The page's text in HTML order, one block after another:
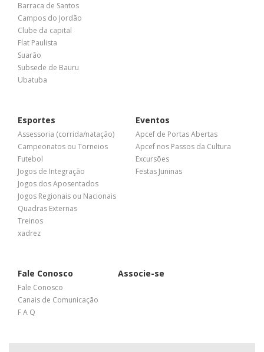
Barraca de Santos
Campos do Jordão
Clube da capital
Flat Paulista
Suarão
Subsede de Bauru
Ubatuba
Esportes
Assessoria (corrida/natação)
Campeonatos ou Torneios
Futebol
Jogos de Integração
Jogos dos Aposentados
Jogos Regionais ou Nacionais
Quadras Externas
Treinos
xadrez
Eventos
Apcef de Portas Abertas
Apcef nos Passos da Cultura
Excursões
Festas Juninas
Fale Conosco
Fale Conosco
Canais de Comunicação
F A Q
Associe-se